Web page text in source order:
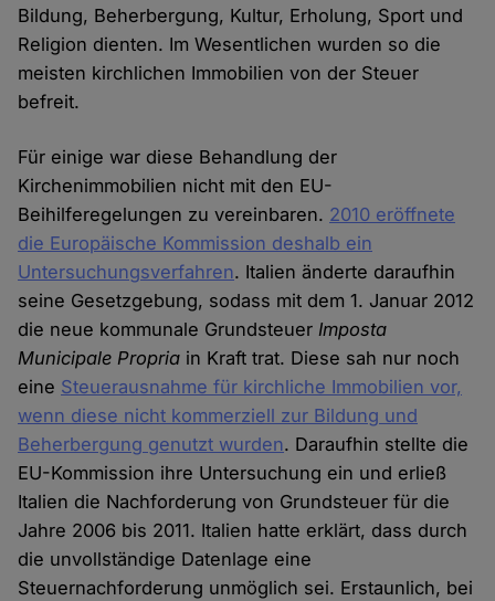
Bildung, Beherbergung, Kultur, Erholung, Sport und
Religion dienten. Im Wesentlichen wurden so die
meisten kirchlichen Immobilien von der Steuer
befreit.
Für einige war diese Behandlung der
Kirchenimmobilien nicht mit den EU-
Beihilferegelungen zu vereinbaren. 2010 eröffnete
die Europäische Kommission deshalb ein
Untersuchungsverfahren. Italien änderte daraufhin
seine Gesetzgebung, sodass mit dem 1. Januar 2012
die neue kommunale GrundsteuerImposta
Municipale Propria in Kraft trat. Diese sah nur noch
eine Steuerausnahme für kirchliche Immobilien vor,
wenn diese nicht kommerziell zur Bildung und
Beherbergung genutzt wurden. Daraufhin stellte die
EU-Kommission ihre Untersuchung ein und erließ
Italien die Nachforderung von Grundsteuer für die
Jahre 2006 bis 2011. Italien hatte erklärt, dass durch
die unvollständige Datenlage eine
Steuernachforderung unmöglich sei. Erstaunlich, bei